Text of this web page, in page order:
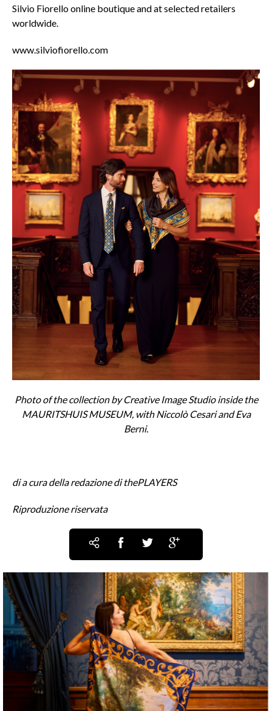
Silvio Fiorello online boutique and at selected retailers
worldwide.
www.silviofiorello.com
Photo of the collection by Creative Image Studio inside the
MAURITSHUIS MUSEUM, with Niccolò Cesari and Eva
Berni.
di a cura della redazione di thePLAYERS
Riproduzione riservata